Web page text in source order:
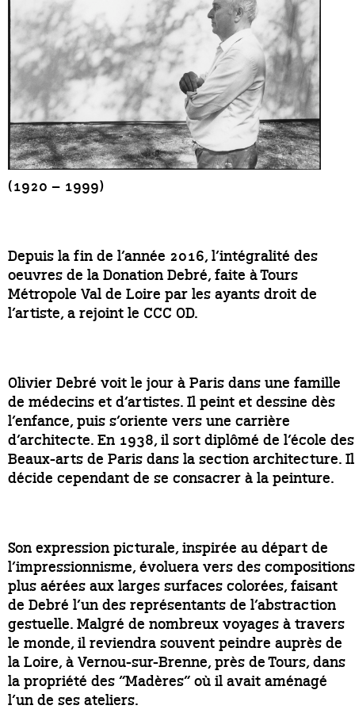
(1920 – 1999)
Depuis la fin de l’année 2016, l’intégralité des
oeuvres de la Donation Debré, faite à Tours
Métropole Val de Loire par les ayants droit de
l’artiste, a rejoint le CCC OD.
Olivier Debré voit le jour à Paris dans une famille
de médecins et d’artistes. Il peint et dessine dès
l’enfance, puis s’oriente vers une carrière
d’architecte. En 1938, il sort diplômé de l’école des
Beaux-arts de Paris dans la section architecture. Il
décide cependant de se consacrer à la peinture.
Son expression picturale, inspirée au départ de
l’impressionnisme, évoluera vers des compositions
plus aérées aux larges surfaces colorées, faisant
de Debré l’un des représentants de l’abstraction
gestuelle. Malgré de nombreux voyages à travers
le monde, il reviendra souvent peindre auprès de
la Loire, à Vernou-sur-Brenne, près de Tours, dans
la propriété des “Madères” où il avait aménagé
l’un de ses ateliers.